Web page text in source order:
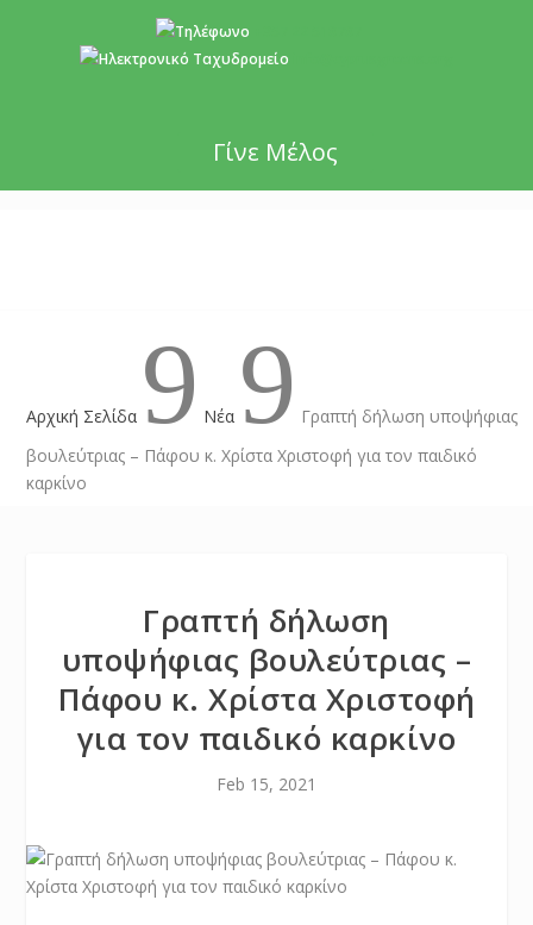
Γίνε Μέλος
Αρχική Σελίδα 9 Νέα 9 Γραπτή δήλωση υποψήφιας
βουλεύτριας – Πάφου κ. Χρίστα Χριστοφή για τον παιδικό
καρκίνο
Γραπτή δήλωση
υποψήφιας βουλεύτριας –
Πάφου κ. Χρίστα Χριστοφή
για τον παιδικό καρκίνο
Feb 15, 2021